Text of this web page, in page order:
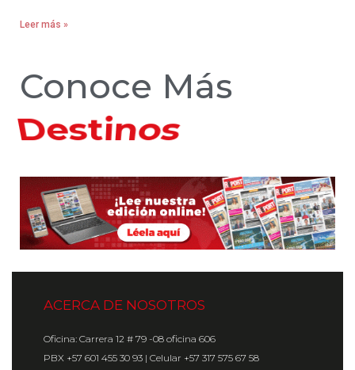
Leer más »
Conoce Más
Hoteles
ACERCA DE NOSOTROS
Oficina: Carrera 12 # 79 -08 oficina 606
PBX +57 601 455 30 93 | Celular +57 317 575 67 58